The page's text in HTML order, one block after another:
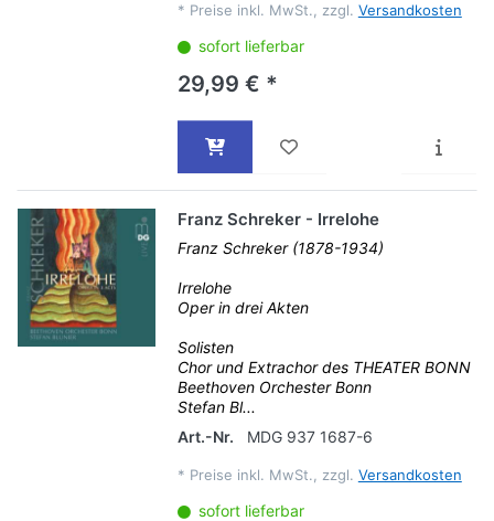
* Preise inkl. MwSt., zzgl. Versandkosten
sofort lieferbar
29,99 € *
Franz Schreker - Irrelohe
Franz Schreker (1878-1934)
Irrelohe
Oper in drei Akten
Solisten
Chor und Extrachor des THEATER BONN
Beethoven Orchester Bonn
Stefan Bl...
Art.-Nr.
MDG 937 1687-6
* Preise inkl. MwSt., zzgl. Versandkosten
sofort lieferbar